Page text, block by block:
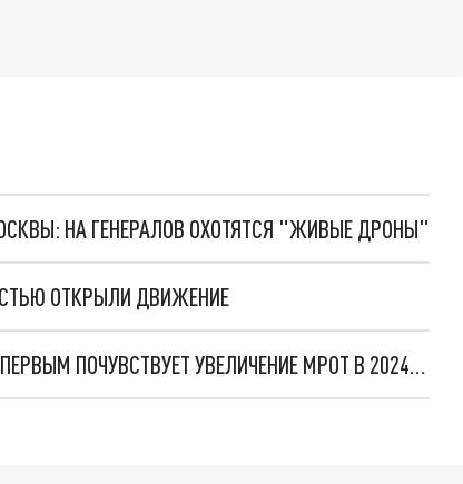
НА ГЕНЕРАЛОВ ОХОТЯТСЯ "ЖИВЫЕ ДРОНЫ"
ОТКРЫЛИ ДВИЖЕНИЕ
ЭКСПЕРТЫ РАССКАЗАЛИ, КТО ИЗ ПЕРМЯКОВ ПЕРВЫМ ПОЧУВСТВУЕТ УВЕЛИЧЕНИЕ МРОТ В 2024 ГОДУ